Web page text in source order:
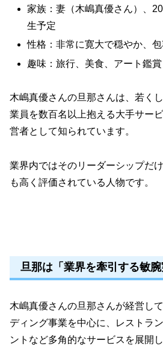
家族：妻（木嶋真優さん）、
生予定
性格：非常に寛大で穏やか、
趣味：旅行、美食、アート鑑賞
木嶋真優さんの旦那さんは、若く
業員を数百名以上抱える大手サー
営者として知られています。
業界内ではそのリーダーシップだ
も高く評価されている人物です。
旦那は「業界を牽引する敏腕
木嶋真優さんの旦那さんが経営し
ディング事業を中心に、レストラ
ントなど多角的なサービスを展開し